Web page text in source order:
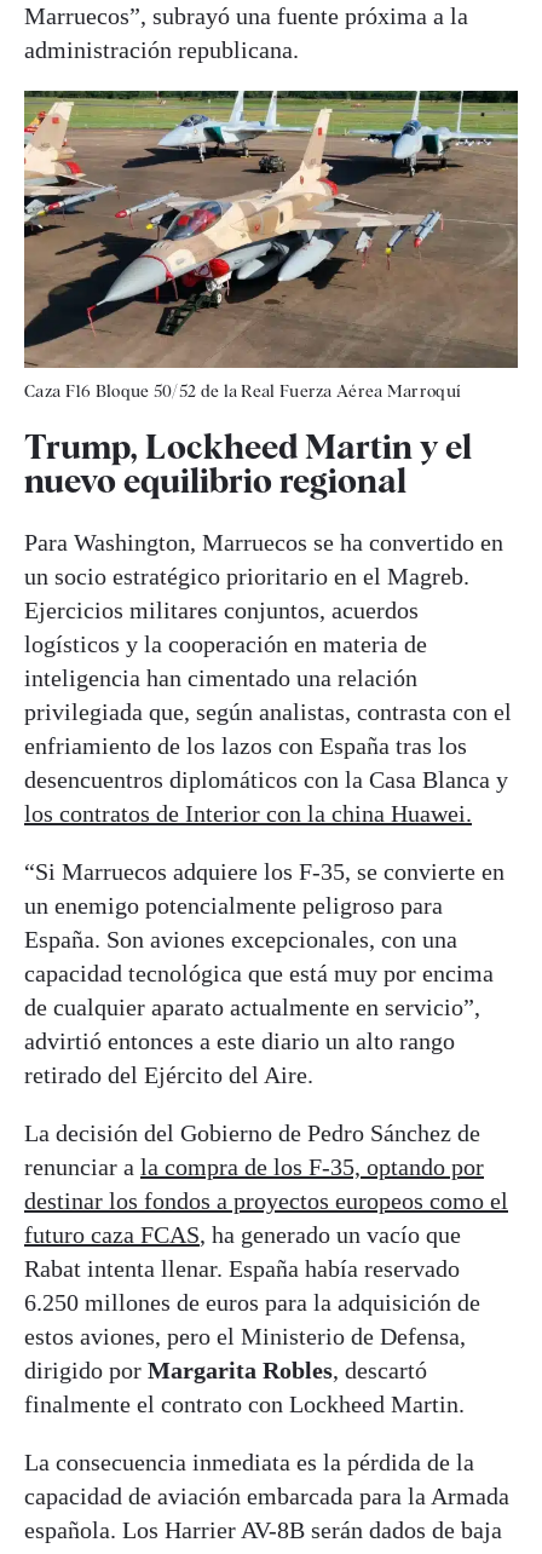
Marruecos”, subrayó una fuente próxima a la
administración republicana.
Caza F16 Bloque 50/52 de la Real Fuerza Aérea Marroquí
Trump, Lockheed Martin y el
nuevo equilibrio regional
Para Washington, Marruecos se ha convertido en
un socio estratégico prioritario en el Magreb.
Ejercicios militares conjuntos, acuerdos
logísticos y la cooperación en materia de
inteligencia han cimentado una relación
privilegiada que, según analistas, contrasta con el
enfriamiento de los lazos con España tras los
desencuentros diplomáticos con la Casa Blanca y
los contratos de Interior con la china Huawei.
“Si Marruecos adquiere los F-35, se convierte en
un enemigo potencialmente peligroso para
España. Son aviones excepcionales, con una
capacidad tecnológica que está muy por encima
de cualquier aparato actualmente en servicio”,
advirtió entonces a este diario un alto rango
retirado del Ejército del Aire.
La decisión del Gobierno de Pedro Sánchez de
renunciar a la compra de los F-35, optando por
destinar los fondos a proyectos europeos como el
futuro caza FCAS, ha generado un vacío que
Rabat intenta llenar. España había reservado
6.250 millones de euros para la adquisición de
estos aviones, pero el Ministerio de Defensa,
dirigido por Margarita Robles, descartó
finalmente el contrato con Lockheed Martin.
La consecuencia inmediata es la pérdida de la
capacidad de aviación embarcada para la Armada
española. Los Harrier AV-8B serán dados de baja